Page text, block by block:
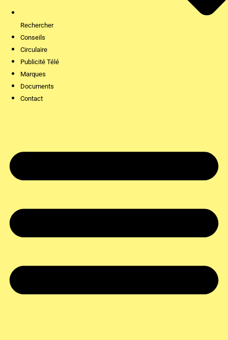
Rechercher
Conseils
Circulaire
Publicité Télé
Marques
Documents
Contact